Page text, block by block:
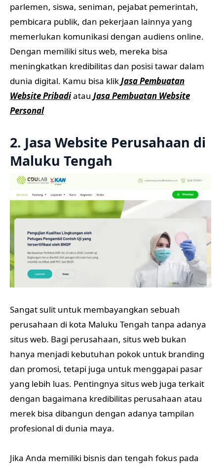
parlemen, siswa, seniman, pejabat pemerintah,
pembicara publik, dan pekerjaan lainnya yang
memerlukan komunikasi dengan audiens online.
Dengan memiliki situs web, mereka bisa
meningkatkan kredibilitas dan posisi tawar dalam
dunia digital. Kamu bisa klikJasa Pembuatan
Website Pribadiatau Jasa Pembuatan Website
Personal
2. Jasa Website Perusahaan di
Maluku Tengah
Sangat sulit untuk membayangkan sebuah
perusahaan di kota Maluku Tengah tanpa adanya
situs web. Bagi perusahaan, situs web bukan
hanya menjadi kebutuhan pokok untuk branding
dan promosi, tetapi juga untuk menggapai pasar
yang lebih luas. Pentingnya situs web juga terkait
dengan bagaimana kredibilitas perusahaan atau
merek bisa dibangun dengan adanya tampilan
profesional di dunia maya.
Jika Anda memiliki bisnis dan tengah fokus pada